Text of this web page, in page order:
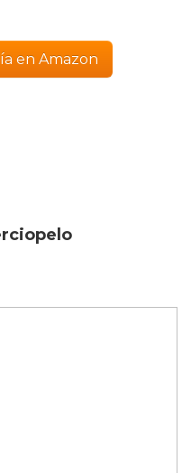
en Amazon